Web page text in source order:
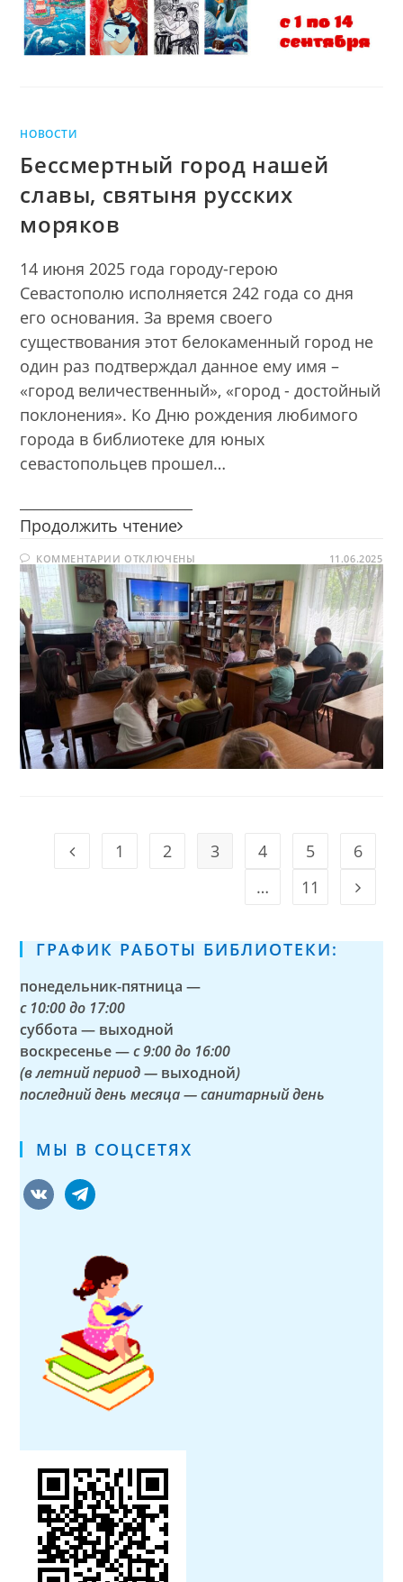
НОВОСТИ
Бессмертный город нашей
славы, святыня русских
моряков
14 июня 2025 года городу-герою
Севастополю исполняется 242 года со дня
его основания. За время своего
существования этот белокаменный город не
один раз подтверждал данное ему имя –
«город величественный», «город - достойный
поклонения». Ко Дню рождения любимого
города в библиотеке для юных
севастопольцев прошел…
Продолжить чтение Бессмертный
нашей
славы,
святыня
русских
моряков
КОММЕНТАРИИ К
ЗАПИСИ
БЕССМЕРТНЫЙ
ГОРОД
НАШЕЙ
СЛАВЫ,
СВЯТЫНЯ
РУССКИХ
МОРЯКОВ
ОТКЛЮЧЕНЫ 11.06.2025
Go to the previous page
1 2 3 4 5
6
…
11 Go to
ГРАФИК РАБОТЫ БИБЛИОТЕКИ:
понедельник-пятница —
с 10:00 до 17:00
суббота — выходной
воскресенье —с 9:00 до 16:00
(в летний период — выходной)
последний день месяца — санитарный день
МЫ В СОЦСЕТЯХ
vkontaktetelegram